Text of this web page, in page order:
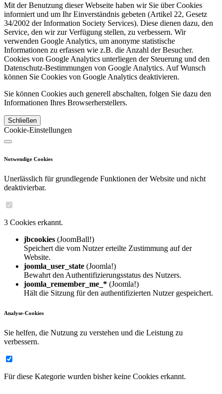
Mit der Benutzung dieser Webseite haben wir Sie über Cookies
informiert und um Ihr Einverständnis gebeten (Artikel 22, Gesetz
34/2002 der Information Society Services). Diese dienen dazu, den
Service, den wir zur Verfügung stellen, zu verbessern. Wir
verwenden Google Analytics, um anonyme statistische
Informationen zu erfassen wie z.B. die Anzahl der Besucher.
Cookies von Google Analytics unterliegen der Steuerung und den
Datenschutz-Bestimmungen von Google Analytics. Auf Wunsch
können Sie Cookies von Google Analytics deaktivieren.
Sie können Cookies auch generell abschalten, folgen Sie dazu den
Informationen Ihres Browserherstellers.
Schließen
Cookie-Einstellungen
Notwendige Cookies
Unerlässlich für grundlegende Funktionen der Website und nicht
deaktivierbar.
3 Cookies erkannt.
jbcookies (JoomBall!)
Speichert die vom Nutzer erteilte Zustimmung auf der
Website.
joomla_user_state (Joomla!)
Bewahrt den Authentifizierungsstatus des Nutzers.
joomla_remember_me_* (Joomla!)
Hält die Sitzung für den authentifizierten Nutzer gespeichert.
Analyse-Cookies
Sie helfen, die Nutzung zu verstehen und die Leistung zu
verbessern.
Für diese Kategorie wurden bisher keine Cookies erkannt.